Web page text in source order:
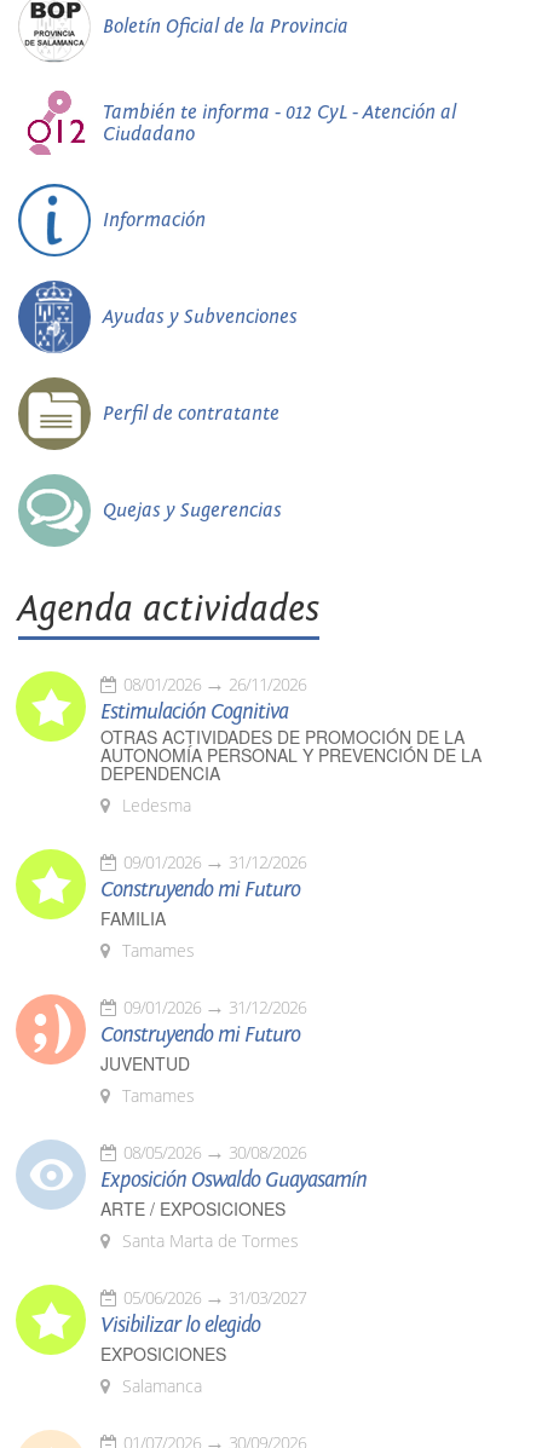
Boletín Oficial de la Provincia
También te informa - 012 CyL - Atención al
Ciudadano
Información
Ayudas y Subvenciones
Perfil de contratante
Quejas y Sugerencias
Agenda actividades
08/01/2026 26/11/2026
Estimulación Cognitiva
OTRAS ACTIVIDADES DE PROMOCIÓN DE LA
AUTONOMÍA PERSONAL Y PREVENCIÓN DE LA
DEPENDENCIA
Ledesma
09/01/2026 31/12/2026
Construyendo mi Futuro
FAMILIA
Tamames
09/01/2026 31/12/2026
Construyendo mi Futuro
JUVENTUD
Tamames
08/05/2026 30/08/2026
Exposición Oswaldo Guayasamín
ARTE / EXPOSICIONES
Santa Marta de Tormes
05/06/2026 31/03/2027
Visibilizar lo elegido
EXPOSICIONES
Salamanca
01/07/2026 30/09/2026